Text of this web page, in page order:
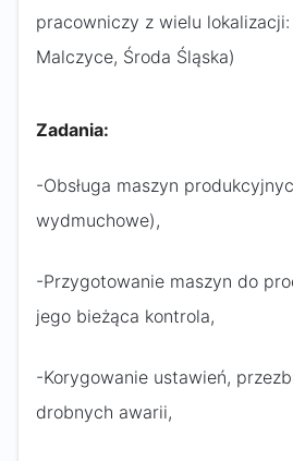
pracowniczy z wielu lokalizacji:
Malczyce, Środa Śląska)
Zadania:
-Obsługa maszyn
wydmuchowe),
-Przygotowanie maszyn do
jego bieżąca kontrola,
-Korygowanie ustawień,
drobnych awarii,